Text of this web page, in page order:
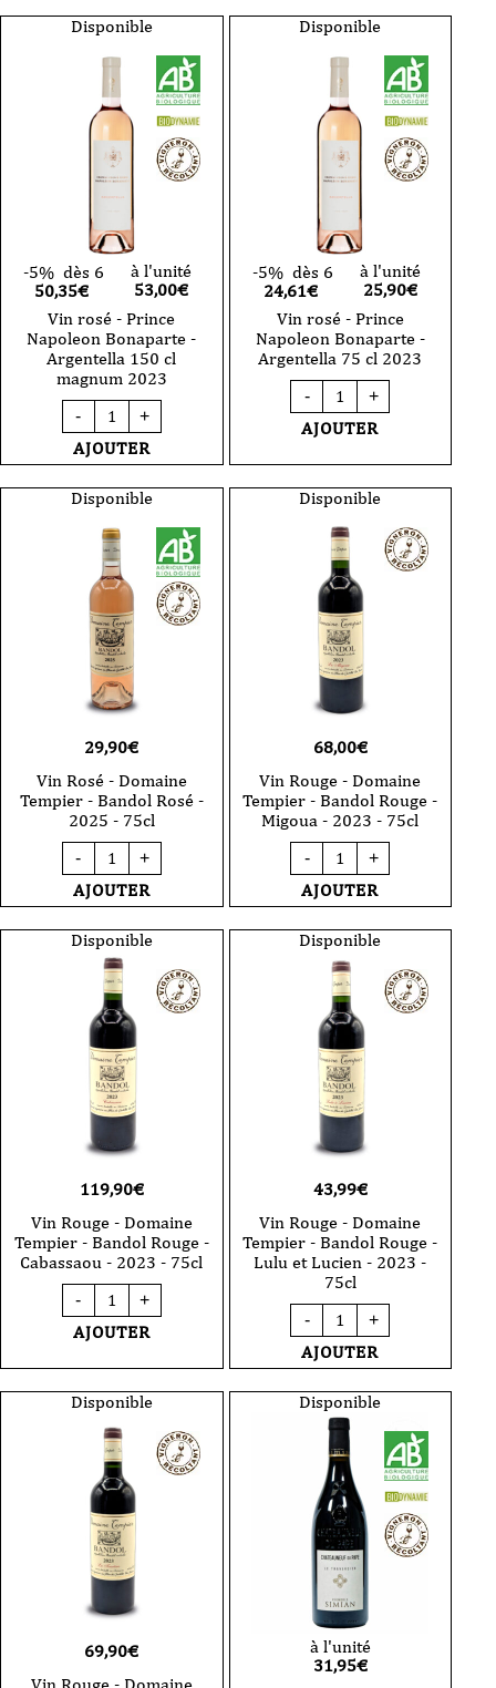
Napoleon
Bonaparte
Argentella
75
cl
2023
Prince
Napoleon
Bonaparte
Argentella
150
cl
magnum
2023
Disponible
-5% dès 6
50,35€
à l'unité
53,00€
Vin rosé - Prince
Napoleon Bonaparte -
Argentella 150 cl
magnum 2023
-
quantité
de
Vin
rosé
Prince
Napoleon
Bonaparte
Argentella
150
magnum
2023
+
AJOUTER
Disponible
-5% dès 6
24,61€
à l'unité
25,90€
Vin rosé - Prince
Napoleon Bonaparte -
Argentella 75 cl 2023
-
quantité
de
Vin
rosé
Napoleon
Bonaparte
Argentella
75
cl
2023
+
AJOUTER
Disponible
29,90€
Vin Rosé - Domaine
Tempier - Bandol Rosé -
2025 - 75cl
-
quantité
de
Vin
Rosé
Domaine
Tempier
Bandol
Rosé
-
2025
-
75cl
+
AJOUTER
Disponible
68,00€
Vin Rouge - Domaine
Tempier - Bandol Rouge -
Migoua - 2023 - 75cl
-
quantité
de
Vin
Rouge
Domaine
Tempier
Bandol
Rouge
-
Migoua
-
2023
-
75cl
+
AJOUTER
Disponible
119,90€
Vin Rouge - Domaine
Tempier - Bandol Rouge -
Cabassaou - 2023 - 75cl
-
quantité
de
Vin
Rouge
Tempier
-
Bandol
Rouge
Cabassaou
-
2023
-
75cl
+
AJOUTER
Disponible
43,99€
Vin Rouge - Domaine
Tempier - Bandol Rouge -
Lulu et Lucien - 2023 -
75cl
-
quantité
de
Vin
Rouge
Domaine
Tempier
-
Bandol
Rouge
-
Lulu
et
Lucien
-
2023
75cl
+
AJOUTER
Disponible
69,90€
Disponible
à l'unité
31,95€